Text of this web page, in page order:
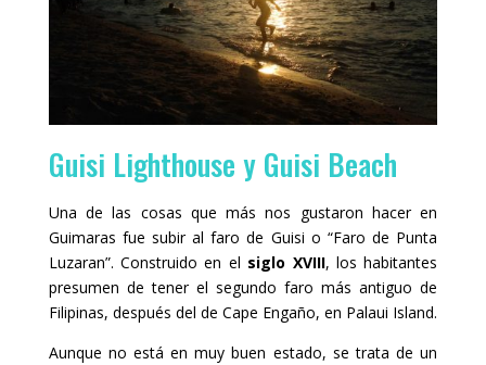
Guisi Lighthouse y Guisi Beach
Una de las cosas que más nos gustaron hacer en
Guimaras fue subir al faro de Guisi o “Faro de Punta
Luzaran”. Construido en el siglo XVIII, los habitantes
presumen de tener el segundo faro más antiguo de
Filipinas, después del de Cape Engaño, en Palaui Island.
Aunque no está en muy buen estado, se trata de un